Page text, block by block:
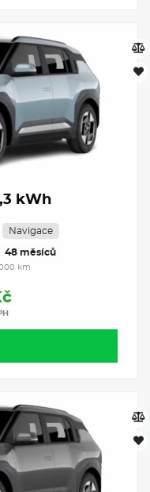
kWh
Navigace
48 měsíců
km